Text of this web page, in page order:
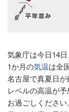
気象庁は今日14
1か月の気温は全
名古屋で真夏日
レベルの高温が予
お過ごしくださ